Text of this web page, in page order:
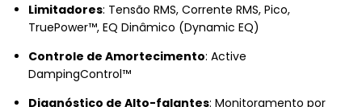
Limitadores: Tensão RMS, Corrente RMS, Pico,
TruePower™, EQ Dinâmico (Dynamic EQ)
Controle de Amortecimento: Active
DampingControl™
Diagnóstico de Alto-falantes: Monitoramento por